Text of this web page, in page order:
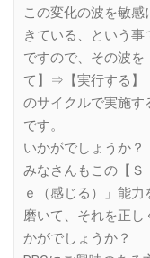
この変化の波を敏
きている、という事
ですので、その波
て】⇒【実行する】
のサイクルで実施す
です。
いかがでしょうか？
みなさんもこの【Ｓ
ｅ（感じる）」能力
磨いて、それを正
かがでしょうか？